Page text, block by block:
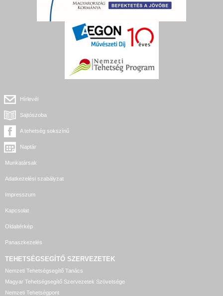
Hírlevél
Sajtószoba
A tehetség sokszínű
Naptár
Munkatársak
Adatkezelési szabályzat
Impresszum
Kapcsolat
Oldaltérkép
Panaszkezelés
TEHETSÉGSEGÍTŐ SZERVEZETEK
Nemzeti Tehetségsegítő Tanács
Magyar Tehetségsegítő Szervezetek Szövetsége
Nemzeti Tehetségpont